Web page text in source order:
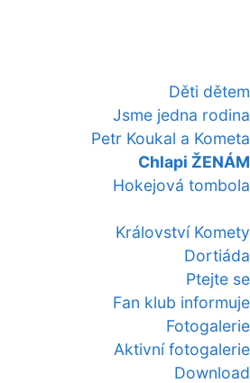
Děti dětem
Jsme jedna rodina
Petr Koukal a Kometa
Chlapi ŽENÁM
Hokejová tombola
Království Komety
Dortiáda
Ptejte se
Fan klub informuje
Fotogalerie
Aktivní fotogalerie
Download